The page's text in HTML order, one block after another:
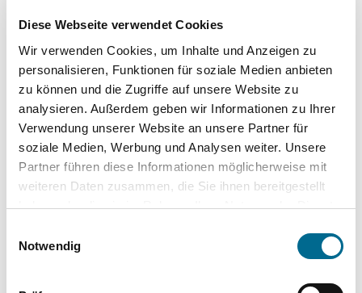
Diese Webseite verwendet Cookies
Wir verwenden Cookies, um Inhalte und Anzeigen zu
personalisieren, Funktionen für soziale Medien anbieten
zu können und die Zugriffe auf unsere Website zu
analysieren. Außerdem geben wir Informationen zu Ihrer
Verwendung unserer Website an unsere Partner für
soziale Medien, Werbung und Analysen weiter. Unsere
Partner führen diese Informationen möglicherweise mit
weiteren Daten zusammen, die Sie ihnen bereitgestellt
haben oder die sie im Rahmen Ihrer Nutzung der Dienste
Cookies, wenn Sie unsere Webseite weiterhin nutzen.
Notwendig
Unsere Vorteile
wuddi Leasing Kauf
Versicherung ✔ - -
-